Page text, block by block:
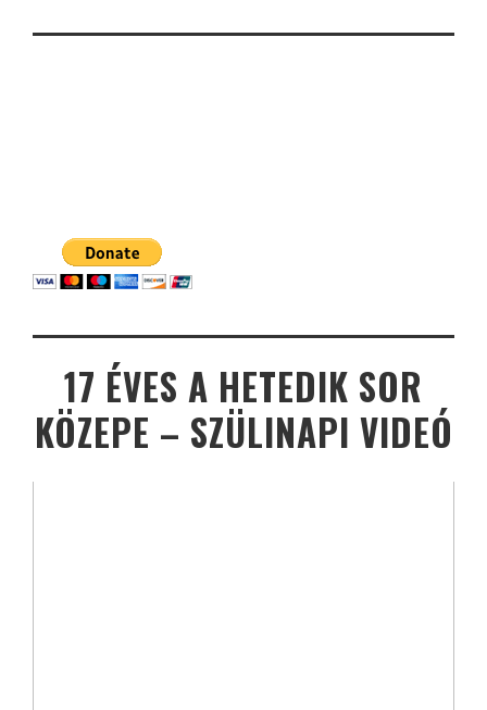
17 ÉVES A HETEDIK SOR
KÖZEPE – SZÜLINAPI VIDEÓ